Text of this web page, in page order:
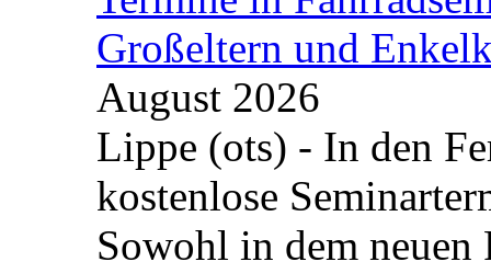
Großeltern und
August 2026
Lippe (ots) - In den
kostenlose
Sowohl in dem neuen